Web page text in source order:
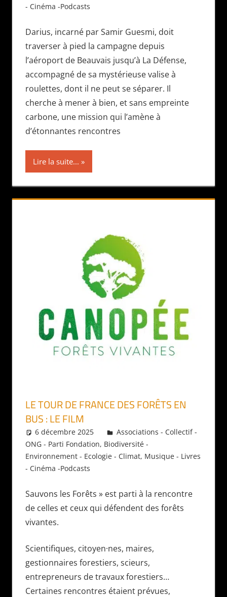
- Cinéma -Podcasts
Darius, incarné par Samir Guesmi, doit
traverser à pied la campagne depuis
l’aéroport de Beauvais jusqu’à La Défense,
accompagné de sa mystérieuse valise à
roulettes, dont il ne peut se séparer. Il
cherche à mener à bien, et sans empreinte
carbone, une mission qui l’amène à
d’étonnantes rencontres
Lire la suite...
LE TOUR DE FRANCE DES FORÊTS EN
BUS : LE FILM
6 décembre 2025 Daniel
Associations - Collectif -
ONG - Parti Fondation, Biodiversité -
Environnement - Ecologie - Climat, Musique - Livres
- Cinéma -Podcasts
Sauvons les Forêts » est parti à la rencontre
de celles et ceux qui défendent des forêts
vivantes.
Scientifiques, citoyen·nes, maires,
gestionnaires forestiers, scieurs,
entrepreneurs de travaux forestiers…
Certaines rencontres étaient prévues,